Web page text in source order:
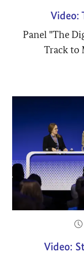
Video:
Panel "The
Track to
Video: